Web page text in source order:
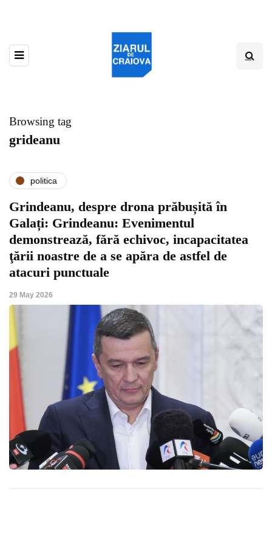
Browsing tag
grideanu
politica
Grindeanu, despre drona prăbușită în
Galați: Grindeanu: Evenimentul
demonstrează, fără echivoc, incapacitatea
ţării noastre de a se apăra de astfel de
atacuri punctuale
29 May 2026